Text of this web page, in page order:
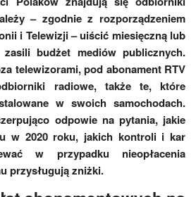
– zgodnie z rozporządzeniem
i Telewizji – uiścić miesięczną lub
budżet mediów publicznych.
telewizorami, pod abonament RTV
radiowe, także te, które
w swoich samochodach.
odpowie na pytania, jakie
w 2020 roku, jakich kontroli i kar
w przypadku nieopłacenia
przysługują zniżki.